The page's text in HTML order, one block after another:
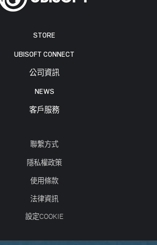
STORE
UBISOFT CONNECT
公司資訊
NEWS
客戶服務
聯繫方式
隱私權政策
使用條款
法律資訊
設定COOKIE